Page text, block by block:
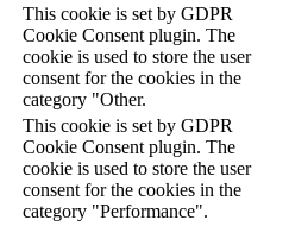
This cookie is set by GDPR
Cookie Consent plugin. The
cookie is used to store the user
consent for the cookies in the
category "Other.
This cookie is set by GDPR
Cookie Consent plugin. The
cookie is used to store the user
consent for the cookies in the
category "Performance".